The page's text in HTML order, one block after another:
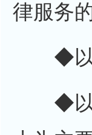
律服务
◆以创
◆以文